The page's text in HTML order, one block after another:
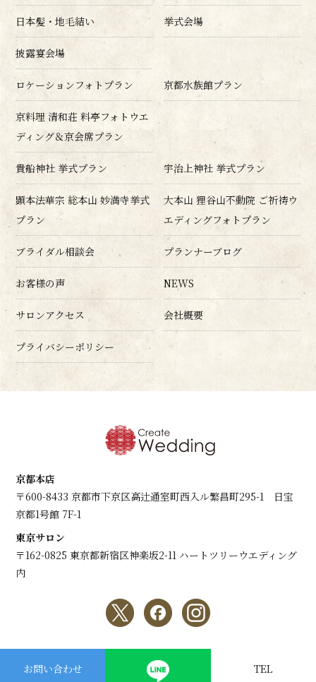
お問い合わせ TEL
日本髪・地毛結い 挙式会場
披露宴会場
ロケーションフォトプラン 京都水族館プラン
京料理 清和荘 料亭フォトウエ
ディング＆京会席プラン
貴船神社 挙式プラン 宇治上神社 挙式プラン
顕本法華宗 総本山 妙満寺挙式
プラン
大本山 狸谷山不動院 ご祈祷ウ
エディングフォトプラン
ブライダル相談会 プランナーブログ
お客様の声 NEWS
サロンアクセス 会社概要
プライバシーポリシー
京都本店
〒600-8433 京都市下京区高辻通室町西入ル繁昌町295-1 日宝
京都1号館 7F-1
東京サロン
〒162-0825 東京都新宿区神楽坂2-11 ハートツリーウエディング
内
copyright © Create Wedding All Rights Reserved.